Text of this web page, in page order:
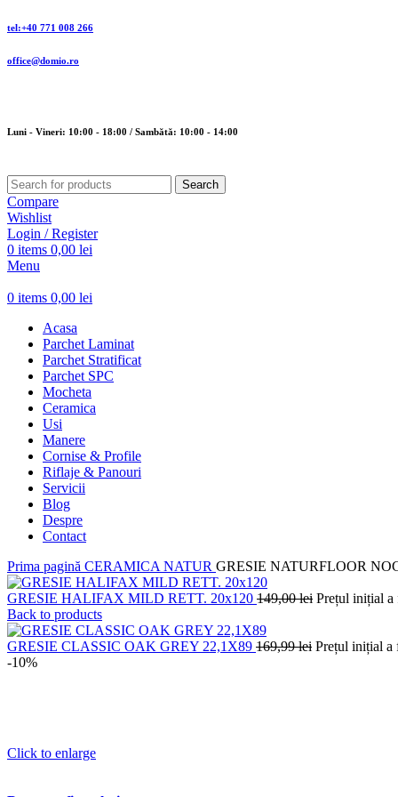
tel:+40 771 008 266
office@domio.ro
Luni - Vineri: 10:00 - 18:00 / Sambătă: 10:00 - 14:00
Search
Compare
Wishlist
Login / Register
0 items 0,00 lei
Menu
0 items 0,00 lei
Acasa
Parchet Laminat
Parchet Stratificat
Parchet SPC
Mocheta
Ceramica
Usi
Manere
Cornise & Profile
Riflaje & Panouri
Servicii
Blog
Despre
Contact
Prima pagină CERAMICA NATUR GRESIE NATURFLOOR
GRESIE HALIFAX MILD RETT. 20x120 149,00lei Prețul inițial a
Back to products
GRESIE CLASSIC OAK GREY 22,1X89 169,99lei Prețul inițial a
-10%
Click to enlarge